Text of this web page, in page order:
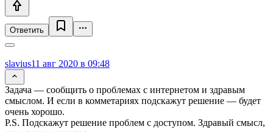
Ответить
slavius11 авг 2020 в 09:48
Задача — сообщить о проблемах с интернетом и здравым
смыслом. И если в комметариях подскажут решение — будет
очень хорошо.
P.S. Подскажут решение проблем с доступом. Здравый смысл,